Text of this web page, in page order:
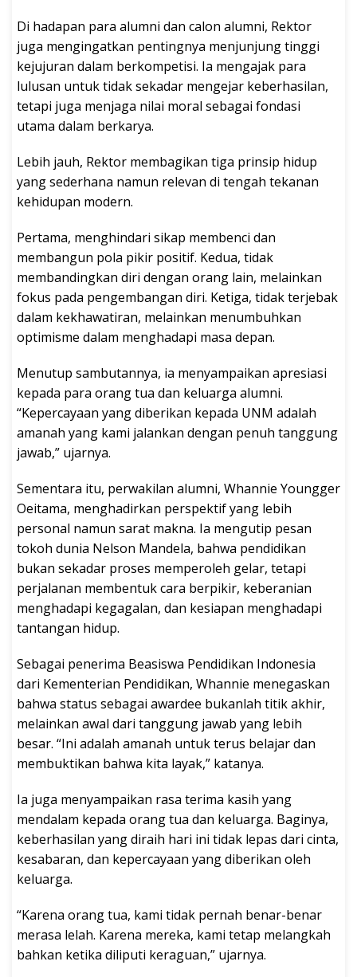
Di hadapan para alumni dan calon alumni, Rektor
juga mengingatkan pentingnya menjunjung tinggi
kejujuran dalam berkompetisi. Ia mengajak para
lulusan untuk tidak sekadar mengejar keberhasilan,
tetapi juga menjaga nilai moral sebagai fondasi
utama dalam berkarya.
Lebih jauh, Rektor membagikan tiga prinsip hidup
yang sederhana namun relevan di tengah tekanan
kehidupan modern.
Pertama, menghindari sikap membenci dan
membangun pola pikir positif. Kedua, tidak
membandingkan diri dengan orang lain, melainkan
fokus pada pengembangan diri. Ketiga, tidak terjebak
dalam kekhawatiran, melainkan menumbuhkan
optimisme dalam menghadapi masa depan.
Menutup sambutannya, ia menyampaikan apresiasi
kepada para orang tua dan keluarga alumni.
“Kepercayaan yang diberikan kepada UNM adalah
amanah yang kami jalankan dengan penuh tanggung
jawab,” ujarnya.
Sementara itu, perwakilan alumni, Whannie Youngger
Oeitama, menghadirkan perspektif yang lebih
personal namun sarat makna. Ia mengutip pesan
tokoh dunia Nelson Mandela, bahwa pendidikan
bukan sekadar proses memperoleh gelar, tetapi
perjalanan membentuk cara berpikir, keberanian
menghadapi kegagalan, dan kesiapan menghadapi
tantangan hidup.
Sebagai penerima Beasiswa Pendidikan Indonesia
dari Kementerian Pendidikan, Whannie menegaskan
bahwa status sebagai awardee bukanlah titik akhir,
melainkan awal dari tanggung jawab yang lebih
besar. “Ini adalah amanah untuk terus belajar dan
membuktikan bahwa kita layak,” katanya.
Ia juga menyampaikan rasa terima kasih yang
mendalam kepada orang tua dan keluarga. Baginya,
keberhasilan yang diraih hari ini tidak lepas dari cinta,
kesabaran, dan kepercayaan yang diberikan oleh
keluarga.
“Karena orang tua, kami tidak pernah benar-benar
merasa lelah. Karena mereka, kami tetap melangkah
bahkan ketika diliputi keraguan,” ujarnya.